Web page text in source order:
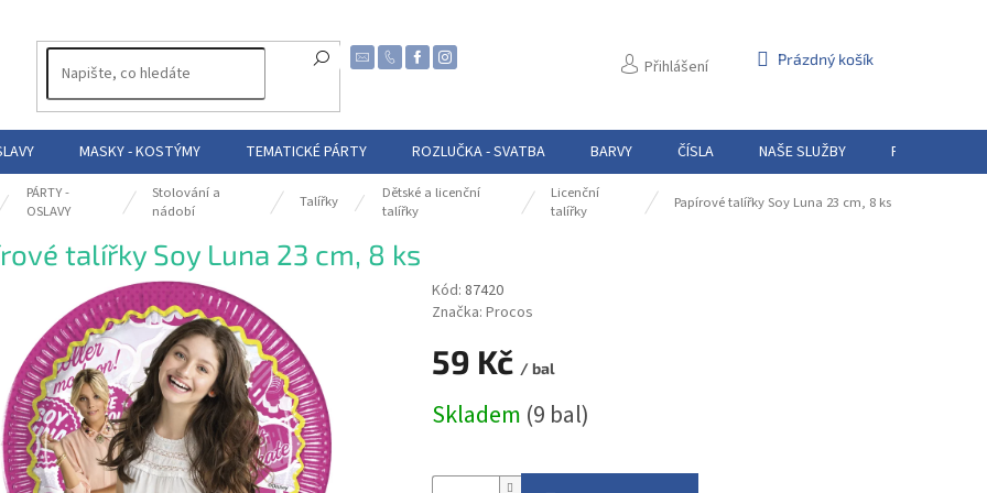
Přihlášení
NÁKUPNÍ
Prázdný košík
MASKY - KOSTÝMY TEMATICKÉ PÁRTY ROZLUČKA - SVATBA BARVY ČÍSLA NAŠE SLUŽBY PŮJČOVNA
PÁRTY -
OSLAVY
Stolování a
nádobí
Talířky
Dětské a licenční
talířky
Licenční
talířky
Papírové talířky Soy Luna 23 cm, 8 ks
talířky Soy Luna 23 cm, 8 ks
Kód: 87420
Značka: Procos
59 Kč / bal
cena:
Skladem (9 bal)